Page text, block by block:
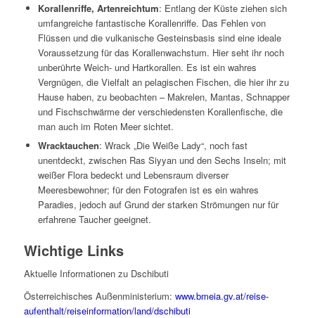
Korallenriffe, Artenreichtum: Entlang der Küste ziehen sich
umfangreiche fantastische Korallenriffe. Das Fehlen von
Flüssen und die vulkanische Gesteinsbasis sind eine ideale
Voraussetzung für das Korallenwachstum. Hier seht ihr noch
unberührte Weich- und Hartkorallen. Es ist ein wahres
Vergnügen, die Vielfalt an pelagischen Fischen, die hier ihr zu
Hause haben, zu beobachten – Makrelen, Mantas, Schnapper
und Fischschwärme der verschiedensten Korallenfische, die
man auch im Roten Meer sichtet.
Wracktauchen: Wrack „Die Weiße Lady“, noch fast
unentdeckt, zwischen Ras Siyyan und den Sechs Inseln; mit
weißer Flora bedeckt und Lebensraum diverser
Meeresbewohner; für den Fotografen ist es ein wahres
Paradies, jedoch auf Grund der starken Strömungen nur für
erfahrene Taucher geeignet.
Wichtige Links
Aktuelle Informationen zu Dschibuti
Österreichisches Außenministerium: www.bmeia.gv.at/reise-
aufenthalt/reiseinformation/land/dschibuti